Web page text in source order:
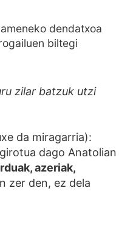
dendatxoa
biltegi
zilar batzuk utzi
da miragarria):
dago Anatolian
azeriak,
zer den, ez dela